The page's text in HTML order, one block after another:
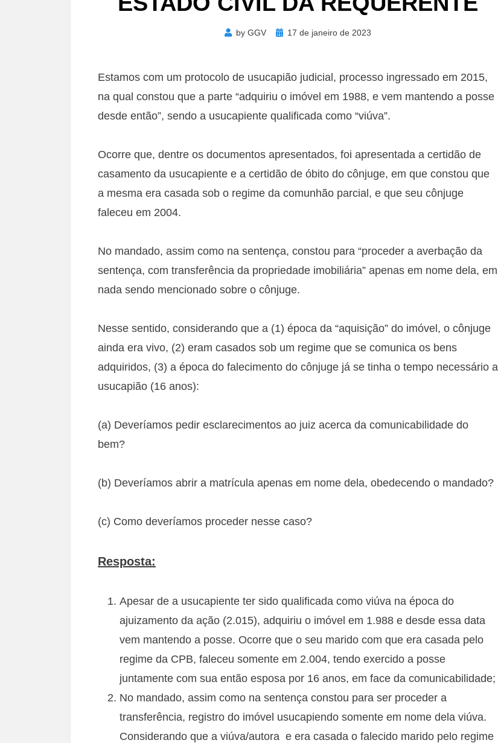
byGGV
Posted17 de janeiro de 2023
Estamos com um protocolo de usucapião judicial, processo ingressado em 2015,
na qual constou que a parte “adquiriu o imóvel em 1988, e vem mantendo a posse
desde então”, sendo a usucapiente qualificada como “viúva”.
Ocorre que, dentre os documentos apresentados, foi apresentada a certidão de
casamento da usucapiente e a certidão de óbito do cônjuge, em que constou que
a mesma era casada sob o regime da comunhão parcial, e que seu cônjuge
faleceu em 2004.
No mandado, assim como na sentença, constou para “proceder a averbação da
sentença, com transferência da propriedade imobiliária” apenas em nome dela, em
nada sendo mencionado sobre o cônjuge.
Nesse sentido, considerando que a (1) época da “aquisição” do imóvel, o cônjuge
ainda era vivo, (2) eram casados sob um regime que se comunica os bens
adquiridos, (3) a época do falecimento do cônjuge já se tinha o tempo necessário a
usucapião (16 anos):
(a) Deveríamos pedir esclarecimentos ao juiz acerca da comunicabilidade do
bem?
(b) Deveríamos abrir a matrícula apenas em nome dela, obedecendo o mandado?
(c) Como deveríamos proceder nesse caso?
Resposta:
Apesar de a usucapiente ter sido qualificada como viúva na época do
ajuizamento da ação (2.015), adquiriu o imóvel em 1.988 e desde essa data
vem mantendo a posse. Ocorre que o seu marido com que era casada pelo
regime da CPB, faleceu somente em 2.004, tendo exercido a posse
juntamente com sua então esposa por 16 anos, em face da comunicabilidade;
No mandado, assim como na sentença constou para ser proceder a
transferência, registro do imóvel usucapiendo somente em nome dela viúva.
Considerando que a viúva/autora e era casada o falecido marido pelo regime